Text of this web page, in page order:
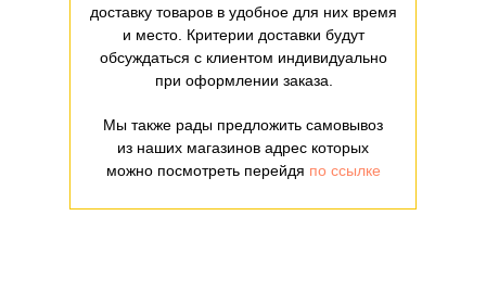
доставку товаров в удобное для них время
и место. Критерии доставки будут
обсуждаться с клиентом индивидуально
при оформлении заказа.
Мы также рады предложить самовывоз
из наших магазинов адрес которых
можно посмотреть перейдя по ссылке